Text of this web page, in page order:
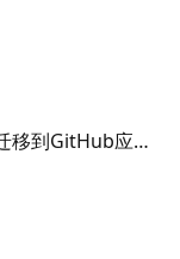
博客评论系统：从GitHub OAuth应用迁移到GitHub应用